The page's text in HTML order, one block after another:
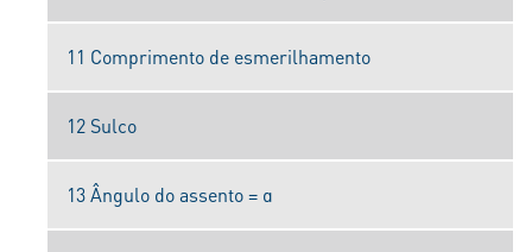
11 Comprimento de esmerilhamento
12 Sulco
13 Ângulo do assento = α